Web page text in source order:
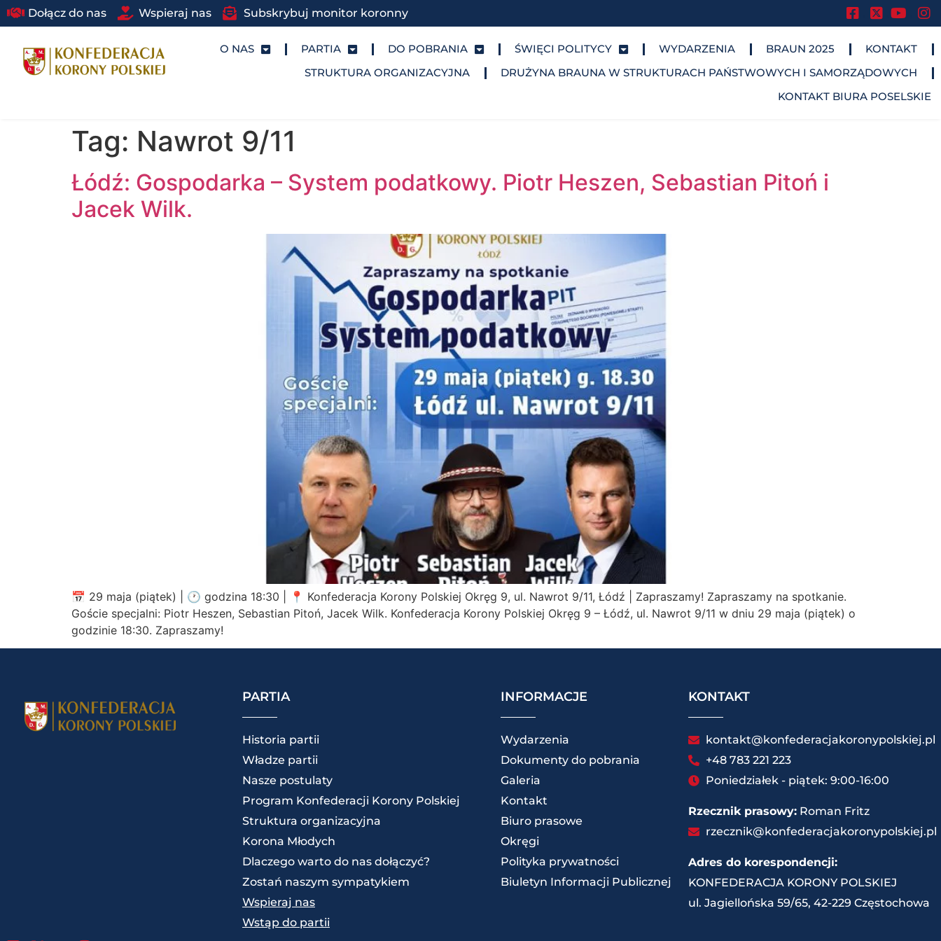
Dołącz do nas Wspieraj nas Subskrybuj monitor koronny
O NAS PARTIA DO POBRANIA ŚWIĘCI POLITYCY WYDARZENIA BRAUN 2025
KONTAKT
STRUKTURA ORGANIZACYJNA
DRUŻYNA BRAUNA W STRUKTURACH PAŃSTWOWYCH I SAMORZĄDOWYCH​
KONTAKT BIURA POSELSKIE
Tag: Nawrot 9/11
Łódź: Gospodarka – System podatkowy. Piotr Heszen, Sebastian Pitoń i
Jacek Wilk.
📅 29 maja (piątek) | 🕐 godzina 18:30 | 📍 Konfederacja Korony Polskiej Okręg 9, ul. Nawrot 9/11, Łódź | Zapraszamy! Zapraszamy na spotkanie.
Goście specjalni: Piotr Heszen, Sebastian Pitoń, Jacek Wilk. Konfederacja Korony Polskiej Okręg 9 – Łódź, ul. Nawrot 9/11 w dniu 29 maja (piątek) o
godzinie 18:30. Zapraszamy!
PARTIA
Historia partii
Władze partii
Nasze postulaty
Program Konfederacji Korony Polskiej
Struktura organizacyjna
Korona Młodych
Dlaczego warto do nas dołączyć?
Zostań naszym sympatykiem
Wspieraj nas
Wstąp do partii
INFORMACJE
Wydarzenia
Dokumenty do pobrania
Galeria
Kontakt
Biuro prasowe
Okręgi
Polityka prywatności
Biuletyn Informacji Publicznej
KONTAKT
kontakt@konfederacjakoronypolskiej.pl
+48 783 221 223
Poniedziałek - piątek: 9:00-16:00
Rzecznik prasowy: Roman Fritz
rzecznik@konfederacjakoronypolskiej.pl
Adres do korespondencji:
KONFEDERACJA KORONY POLSKIEJ
ul. Jagiellońska 59/65, 42-229 Częstochowa